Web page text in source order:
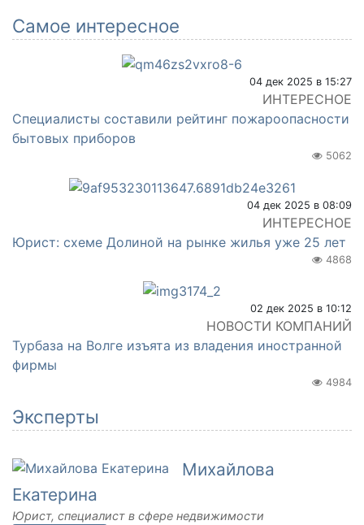
Самое интересное
04 дек 2025 в 15:27
ИНТЕРЕСНОЕ
Специалисты составили рейтинг пожароопасности
бытовых приборов
5062
04 дек 2025 в 08:09
ИНТЕРЕСНОЕ
Юрист: схеме Долиной на рынке жилья уже 25 лет
4868
02 дек 2025 в 10:12
НОВОСТИ КОМПАНИЙ
Турбаза на Волге изъята из владения иностранной
фирмы
4984
Эксперты
Михайлова
Екатерина
Юрист, специалист в сфере недвижимости